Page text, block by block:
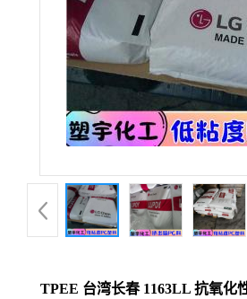
TPEE 台湾长春 1163LL 抗氧化